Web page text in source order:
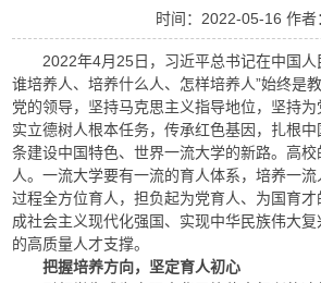
时间：2022-05-16 作者
2022年4月25日，习近平总书记在中国人
谁培养人、培养什么人、怎样培养人”始终是
党的领导，坚持马克思主义指导地位，坚持
实立德树人根本任务，传承红色基因，扎根
条建设中国特色、世界一流大学的新路。高
人。一流大学要有一流的育人体系，培养一
过程全方位育人，担负起为党育人、为国育
成社会主义现代化强国、实现中华民族伟大
的高质量人才支撑。
把握培养方向，坚定育人初心